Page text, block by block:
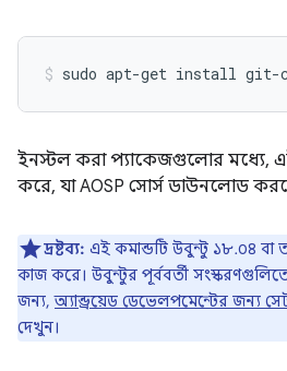
sudo apt-get install git-
ইনস্টল করা প্যাকেজগুলোর মধ্যে,
করে, যা AOSP সোর্স ডাউনলোড
দ্রষ্টব্য: এই কমান্ডটি উবুন্টু ১৮.০৪ বা
কাজ করে। উবুন্টুর পূর্ববর্তী
জন্য,অ্যান্ড্রয়েড ডেভেলপমেন্টের জন্য
দেখুন।